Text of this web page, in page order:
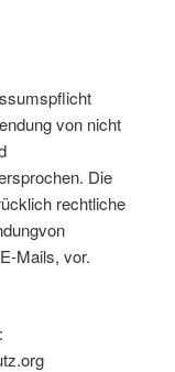
von nicht
Die
rechtliche
Mails, vor.